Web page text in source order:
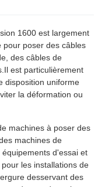
1600 est largement
pour poser des câbles
des câbles de
est particulièrement
disposition uniforme
la déformation ou
machines à poser des
machines de
d'essai et
les installations de
desservant des